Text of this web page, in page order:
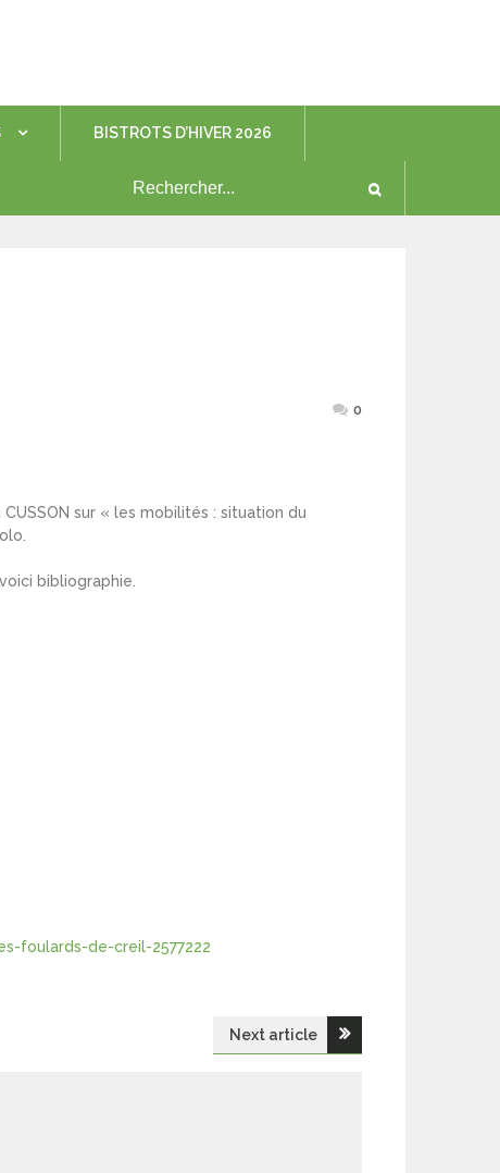
BISTROTS D’HIVER 2026
0
sur « les mobilités : situation du
bibliographie.
foulards-de-creil-2577222
Next article